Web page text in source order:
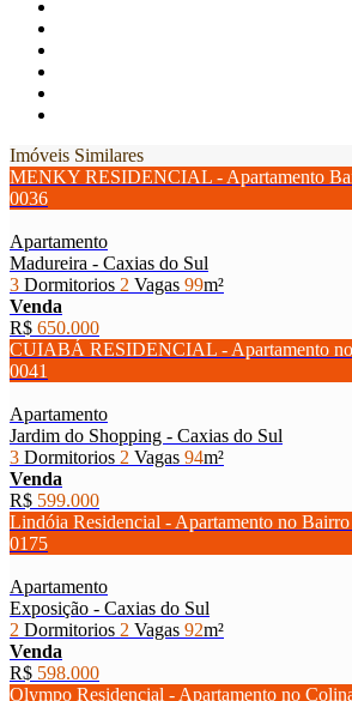
Imóveis Similares
MENKY RESIDENCIAL - Apartamento
0036
Apartamento
Madureira - Caxias do Sul
3 Dormitorios 2 Vagas 99m²
Venda
R$ 650.000
CUIABÁ RESIDENCIAL - Apartamento
0041
Apartamento
Jardim do Shopping - Caxias do Sul
3 Dormitorios 2 Vagas 94m²
Venda
R$ 599.000
Lindóia Residencial - Apartamento no
0175
Apartamento
Exposição - Caxias do Sul
2 Dormitorios 2 Vagas 92m²
Venda
R$ 598.000
Olympo Residencial - Apartamento no